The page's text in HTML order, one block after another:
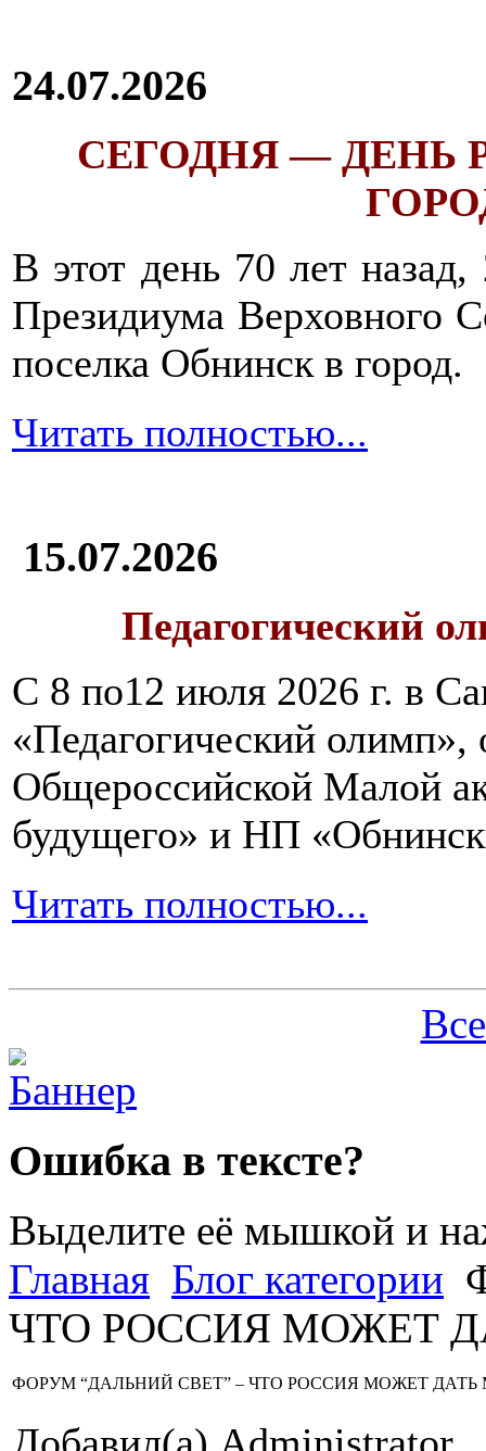
24.07.2026
СЕГОДНЯ — ДЕНЬ
В этот день 70 лет
Президиума Верховного
поселка Обнинск в город.
Читать полностью...
15.07.2026
Педагогический
С 8 по12 июля 2026 г. в
«Педагогический олимп»,
Общероссийской Малой
будущего» и НП
Читать полностью...
Ошибка в тексте?
Выделите её мышкой и
Главная Блог категории
ЧТО РОССИЯ МОЖЕТ
ФОРУМ “ДАЛЬНИЙ СВЕТ” – ЧТО РОССИЯ МОЖЕТ ДАТЬ